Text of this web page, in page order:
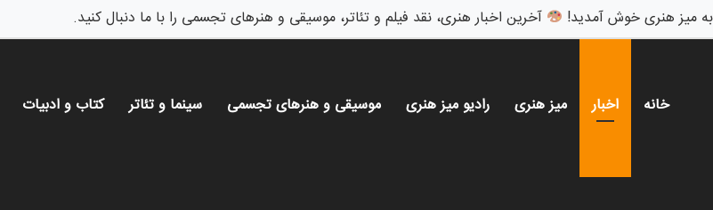
به میز هنری خوش آمدید! آخرین اخبار هنری، نقد فیلم و تئاتر، موسیقی و هنرهای تجسمی را با ما دنبال کنید.
خانه اخبار میز هنری رادیو میز هنری موسیقی و هنرهای تجسمی سینما و تئاتر کتاب و ادبیات